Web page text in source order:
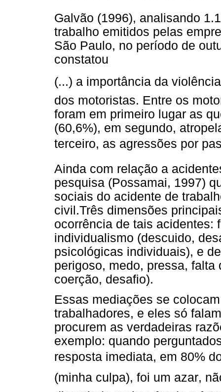
Galvão (1996), analisando
trabalho emitidos pelas
São Paulo, no período de
constatou
(...) a importância da
dos motoristas. Entre os
foram em primeiro lugar as
(60,6%), em segundo,
terceiro, as agressões por
Ainda com relação a
pesquisa (Possamai, 1997)
sociais do acidente de
civil.Três dimensões
ocorrência de tais acidentes:
individualismo (descuido,
psicológicas individuais), e
perigoso, medo, pressa,
coerção, desafio).
Essas mediações se
trabalhadores, e eles só
procurem as verdadeiras
exemplo: quando
resposta imediata, em 80%
(minha culpa), foi um azar,